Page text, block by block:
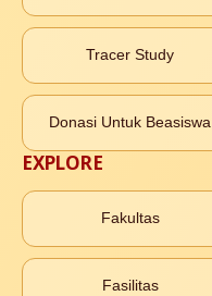
Tracer Study
Donasi Untuk Beasiswa
EXPLORE
Fakultas
Fasilitas